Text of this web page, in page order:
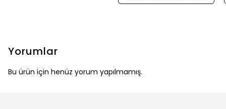
Yorumlar
Bu ürün için henüz yorum yapılmamış.